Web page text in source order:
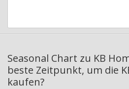
Seasonal Chart zu KB
beste Zeitpunkt, um die
kaufen?